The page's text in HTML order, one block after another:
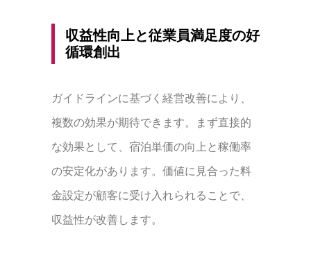
収益性向上と従業員満足度の好
循環創出
ガイドラインに基づく経営改善により、
複数の効果が期待できます。まず直接的
な効果として、宿泊単価の向上と稼働率
の安定化があります。価値に見合った料
金設定が顧客に受け入れられることで、
収益性が改善します。